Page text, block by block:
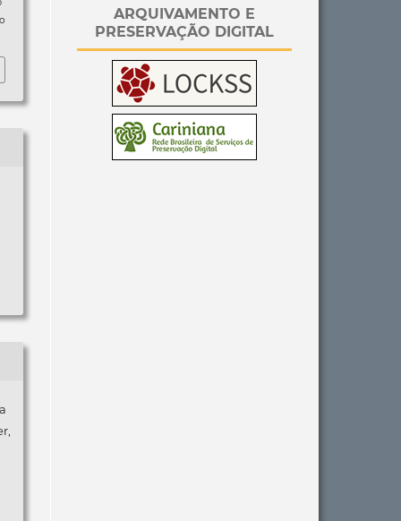
ARQUIVAMENTO E
PRESERVAÇÃO DIGITAL